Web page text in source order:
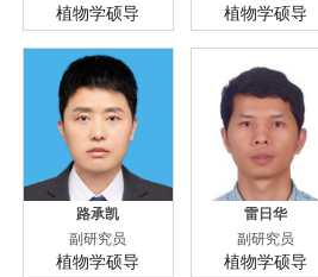
植物学硕导 植物学硕导
路承凯
副研究员
植物学硕导
雷日华
副研究员
植物学硕导